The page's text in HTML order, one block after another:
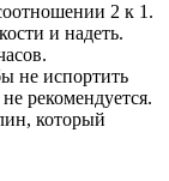
2 к 1.
и надеть.
не испортить
рекомендуется.
который